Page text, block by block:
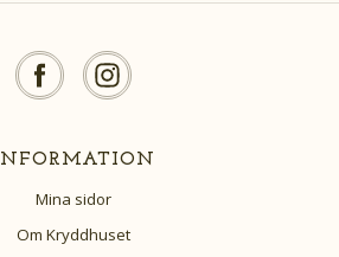
Mina sidor
Om Kryddhuset